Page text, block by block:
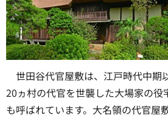
世田谷代官屋敷は、江戸時代中期
20ヵ村の代官を世襲した大場家の役
も呼ばれています。大名領の代官屋